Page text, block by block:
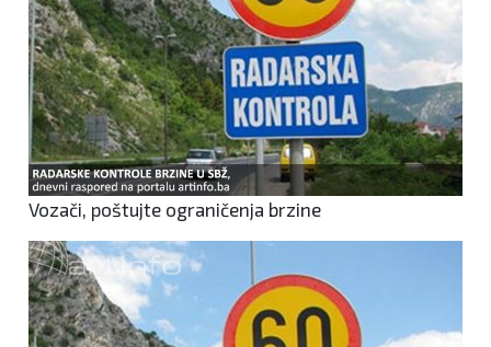
Vozači, poštujte ograničenja brzine